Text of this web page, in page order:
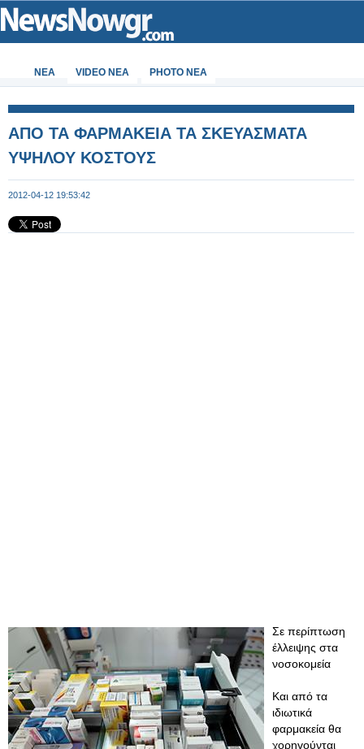
ΝΕΑ VIDEO NEA PHOTO NEA
ΑΠΟ ΤΑ ΦΑΡΜΑΚΕΙΑ ΤΑ ΣΚΕΥΑΣΜΑΤΑ
ΥΨΗΛΟΥ ΚΟΣΤΟΥΣ
2012-04-12 19:53:42
Σε περίπτωση
έλλειψης στα
νοσοκομεία
Και από τα
ιδιωτικά
φαρμακεία θα
χορηγούνται